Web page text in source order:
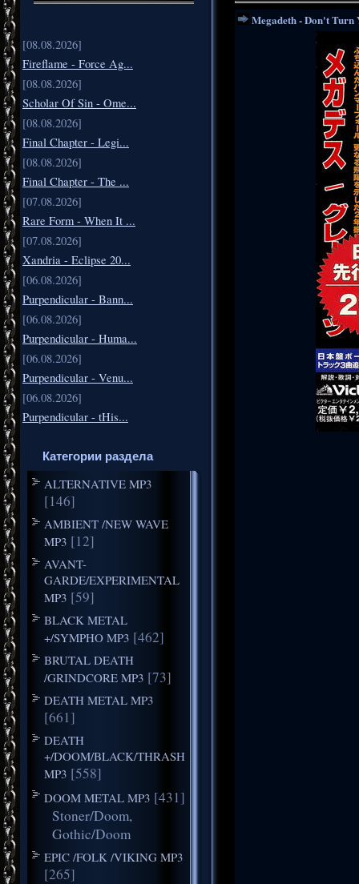
[08.08.2026]
Fireflame - Force Ag...
[08.08.2026]
Scholar Of Sin - Ome...
[08.08.2026]
Final Chapter - Legi...
[08.08.2026]
Final Chapter - The ...
[07.08.2026]
Rare Form - When It ...
[07.08.2026]
Xandria - Eclipse 20...
[06.08.2026]
Purpendicular - Bann...
[06.08.2026]
Purpendicular - Huma...
[06.08.2026]
Purpendicular - Venu...
[06.08.2026]
Purpendicular - tHis...
Категории раздела
ALTERNATIVE MP3
[146]
AMBIENT /NEW WAVE
MP3 [12]
AVANT-
GARDE/EXPERIMENTAL
MP3 [59]
BLACK METAL
+/SYMPHO MP3 [462]
BRUTAL DEATH
/GRINDCORE MP3 [73]
DEATH METAL MP3
[661]
DEATH
+/DOOM/BLACK/THRASH
MP3 [558]
DOOM METAL MP3 [431]
Stoner/Doom,
Gothic/Doom
EPIC /FOLK /VIKING MP3
[265]
Megadeth - Don't Turn